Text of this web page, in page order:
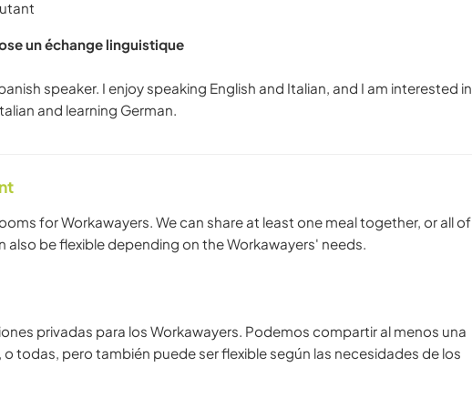
un échange linguistique
speaker. I enjoy speaking English and Italian, and I am interested in
for Workawayers. We can share at least one meal together, or all of
also be flexible depending on the Workawayers' needs.
privadas para los Workawayers. Podemos compartir al menos una
todas, pero también puede ser flexible según las necesidades de los